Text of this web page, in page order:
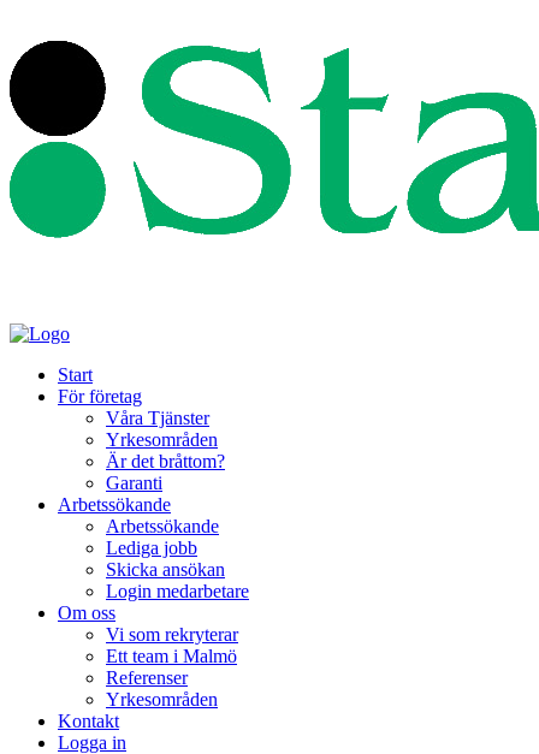
Start
För företag
Våra Tjänster
Yrkesområden
Är det bråttom?
Garanti
Arbetssökande
Arbetssökande
Lediga jobb
Skicka ansökan
Login medarbetare
Om oss
Vi som rekryterar
Ett team i Malmö
Referenser
Yrkesområden
Kontakt
Logga in